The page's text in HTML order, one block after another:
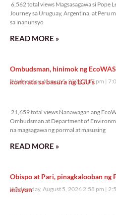
6,562 total views Magsasagawa si Pope
Journey sa Uruguay, Argentina, at Peru
sa inanunsyo
READ MORE »
Ombudsman, hinimok ng
kontrata sa basura ng LGU’s
Wednesday, August 5, 2026 7:07 pm
21,659 total views Nanawagan ang
Ombudsman at Department of
na magsagawa ng pormal at masusing
READ MORE »
Obispo at Pari, pinagkalooban ng
misyon
Wednesday, August 5, 2026 2:58 pm